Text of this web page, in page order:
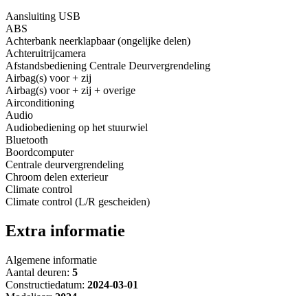
Aansluiting USB
ABS
Achterbank neerklapbaar (ongelijke delen)
Achteruitrijcamera
Afstandsbediening Centrale Deurvergrendeling
Airbag(s) voor + zij
Airbag(s) voor + zij + overige
Airconditioning
Audio
Audiobediening op het stuurwiel
Bluetooth
Boordcomputer
Centrale deurvergrendeling
Chroom delen exterieur
Climate control
Climate control (L/R gescheiden)
Extra informatie
Algemene informatie
Aantal deuren: 5
Constructiedatum: 2024-03-01